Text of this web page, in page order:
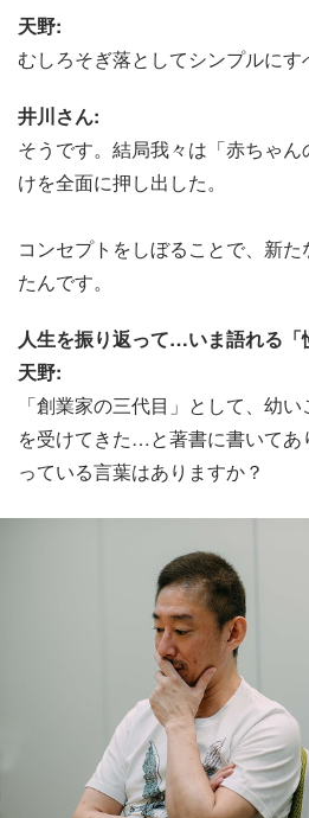
天野:
むしろそぎ落としてシンプルにす
井川さん:
そうです。結局我々は「赤ちゃ
けを全面に押し出した。
コンセプトをしぼることで、新
たんです。
人生を振り返って…いま語れる「
天野:
「創業家の三代目」として、幼
を受けてきた…と著書に書いてあ
っている言葉はありますか？